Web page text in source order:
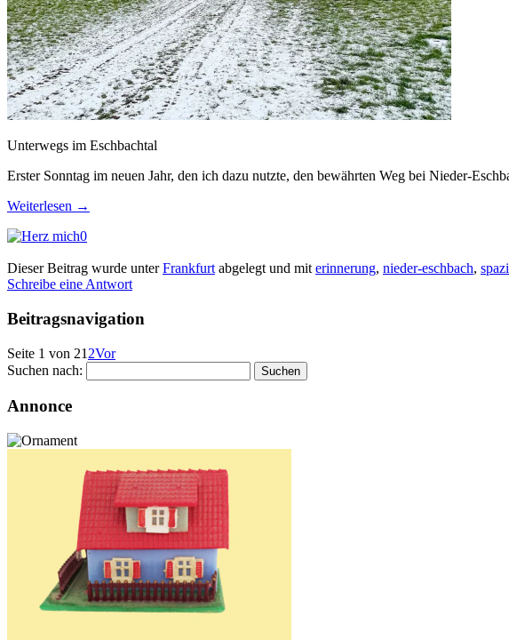
Unterwegs im Eschbachtal
Erster Sonntag im neuen Jahr, den ich dazu nutzte, den bewährten Weg bei Nieder-
Weiterlesen →
0
Dieser Beitrag wurde unterFrankfurt abgelegt und mit erinnerung, nieder-eschbach,
Schreibe eine Antwort
Beitragsnavigation
Seite 1 von 21 2Vor
Suchen nach:
Annonce